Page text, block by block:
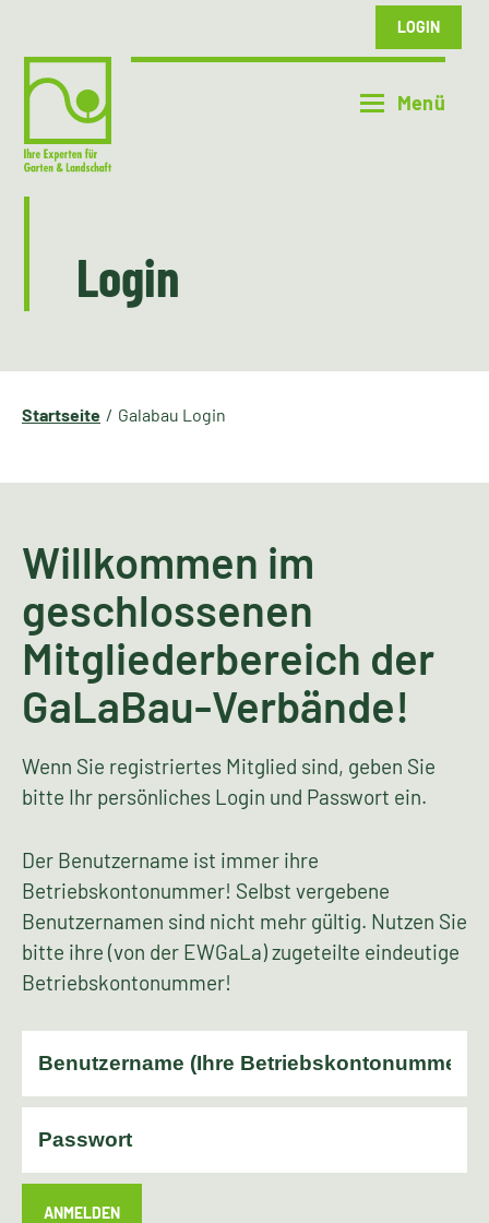
LOGIN
Login
Startseite Galabau Login
Willkommen im
geschlossenen
Mitgliederbereich der
GaLaBau-Verbände!
Wenn Sie registriertes Mitglied sind, geben Sie
bitte Ihr persönliches Login und Passwort ein.
Der Benutzername ist immer ihre
Betriebskontonummer! Selbst vergebene
Benutzernamen sind nicht mehr gültig. Nutzen Sie
bitte ihre (von der EWGaLa) zugeteilte eindeutige
Betriebskontonummer!
ANMELDEN